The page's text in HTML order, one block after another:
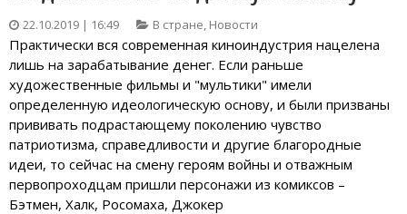
22.10.2019 | 16:49 В стране, Новости
Практически вся современная киноиндустрия нацелена
лишь на зарабатывание денег. Если раньше
художественные фильмы и "мультики" имели
определенную идеологическую основу, и были призваны
прививать подрастающему поколению чувство
патриотизма, справедливости и другие благородные
идеи, то сейчас на смену героям войны и отважным
первопроходцам пришли персонажи из комиксов –
Бэтмен, Халк, Росомаха, Джокер